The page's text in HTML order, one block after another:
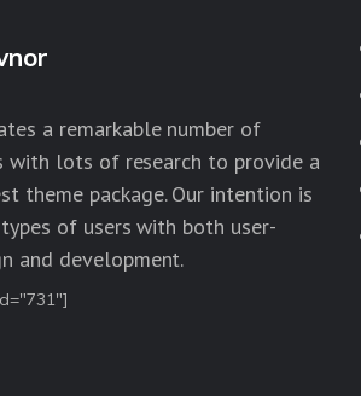
a remarkable number of
with lots of research to provide a
theme package. Our intention is
of users with both user-
and development.